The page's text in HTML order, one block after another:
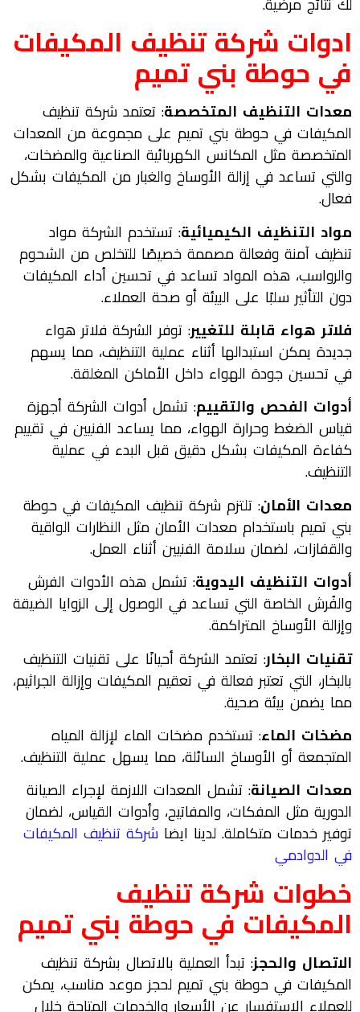
ادوات شركة تنظيف المكيفات
في حوطة بني تميم
معدات التنظيف المتخصصة: تعتمد شركة تنظيف
المكيفات في حوطة بني تميم على مجموعة من المعدات
المتخصصة مثل المكانس الكهربائية الصناعية والمضخات،
والتي تساعد في إزالة الأوساخ والغبار من المكيفات بشكل
فعال.
مواد التنظيف الكيميائية: تستخدم الشركة مواد
تنظيف آمنة وفعالة مصممة خصيصًا للتخلص من الشحوم
والرواسب، هذه المواد تساعد في تحسين أداء المكيفات
دون التأثير سلبًا على البيئة أو صحة العملاء.
فلاتر هواء قابلة للتغيير: توفر الشركة فلاتر هواء
جديدة يمكن استبدالها أثناء عملية التنظيف، مما يسهم
في تحسين جودة الهواء داخل الأماكن المغلقة.
أدوات الفحص والتقييم: تشمل أدوات الشركة أجهزة
قياس الضغط وحرارة الهواء، مما يساعد الفنيين في تقييم
كفاءة المكيفات بشكل دقيق قبل البدء في عملية
التنظيف.
معدات الأمان: تلتزم شركة تنظيف المكيفات في حوطة
بني تميم باستخدام معدات الأمان مثل النظارات الواقية
والقفازات، لضمان سلامة الفنيين أثناء العمل.
أدوات التنظيف اليدوية: تشمل هذه الأدوات الفرش
والفُرش الخاصة التي تساعد في الوصول إلى الزوايا الضيقة
وإزالة الأوساخ المتراكمة.
تقنيات البخار: تعتمد الشركة أحيانًا على تقنيات التنظيف
بالبخار، التي تعتبر فعالة في تعقيم المكيفات وإزالة الجراثيم،
مما يضمن بيئة صحية.
مضخات الماء: تستخدم مضخات الماء لإزالة المياه
المتجمعة أو الأوساخ السائلة، مما يسهل عملية التنظيف.
معدات الصيانة: تشمل المعدات اللازمة لإجراء الصيانة
الدورية مثل المفكات، والمفاتيح، وأدوات القياس، لضمان
توفير خدمات متكاملة. لدينا ايضا شركة تنظيف المكيفات
في الدوادمي
خطوات شركة تنظيف
المكيفات في حوطة بني تميم
الاتصال والحجز: تبدأ العملية بالاتصال بشركة تنظيف
المكيفات في حوطة بني تميم لحجز موعد مناسب، يمكن
للعملاء الاستفسار عن الأسعار والخدمات المتاحة خلال